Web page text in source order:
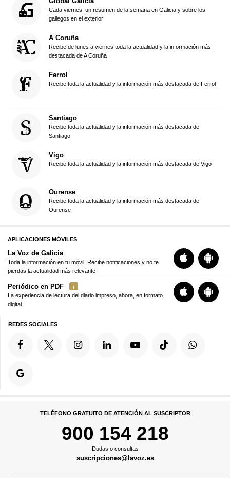
Cada viernes, un resumen de la semana en Galicia y sobre los
gallegos en el exterior
A Coruña
Recibe de lunes a viernes toda la actualidad y la información más
destacada de A Coruña
Ferrol
Recibe toda la actualidad y la información más destacada de Ferrol
Santiago
Recibe toda la actualidad y la información más destacada de
Santiago
Vigo
Recibe toda la actualidad y la información más destacada de Vigo
Ourense
Recibe toda la actualidad y la información más destacada de
Ourense
APLICACIONES MÓVILES
La Voz de Galicia
Toda la información en tu móvil. Recibe notificaciones y no te
pierdas la actualidad más relevante
Periódico en PDF
La experiencia de lectura del diario impreso, ahora, en formato
digital
REDES SOCIALES
TELÉFONO GRATUITO DE ATENCIÓN AL SUSCRIPTOR
900 154 218
Dudas o consultas
suscripciones@lavoz.es